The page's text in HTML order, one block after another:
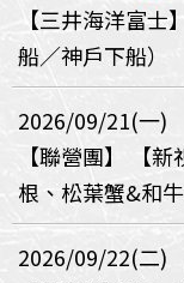
【三井海洋富
船／神戶下船）
2026/09/21(一)
【聯營團】
【
根、松葉蟹&和
2026/09/22(二)